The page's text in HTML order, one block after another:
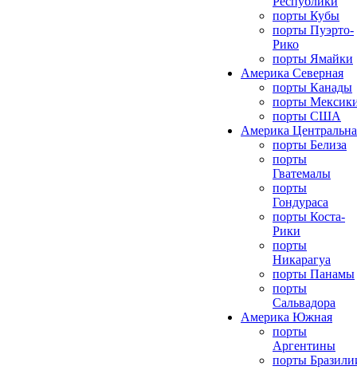
порты Кубы
порты Пуэрто-
Рико
порты Ямайки
Америка Северная
порты Канады
порты
порты США
Америка
порты Белиза
порты
Гватемалы
порты
Гондураса
порты Коста-
Рики
порты
Никарагуа
порты Панамы
порты
Сальвадора
Америка Южная
порты
Аргентины
порты